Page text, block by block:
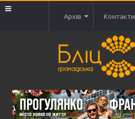
Архів Контакти